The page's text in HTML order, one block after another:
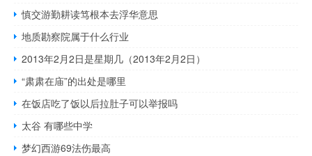
慎交游勤耕读笃根本去浮华意思
地质勘察院属于什么行业
2013年2月2日是星期几（2013年2月2日）
“肃肃在庙”的出处是哪里
在饭店吃了饭以后拉肚子可以举报吗
太谷 有哪些中学
梦幻西游69法伤最高